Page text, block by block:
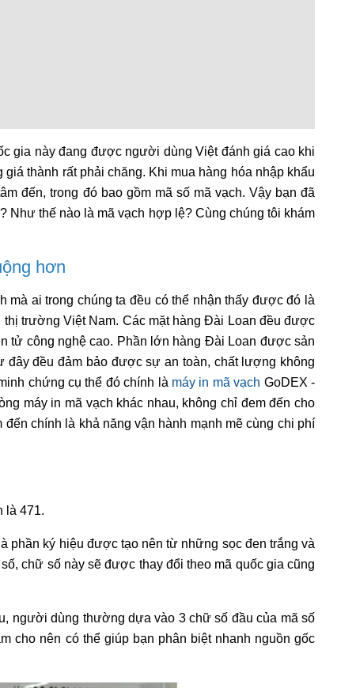
gia này đang được người dùng Việt đánh giá cao khi
thành rất phải chăng. Khi mua hàng hóa nhập khẩu
đến, trong đó bao gồm mã số mã vạch. Vậy bạn đã
Như thế nào là mã vạch hợp lệ? Cùng chúng tôi khám
hơn
ai trong chúng ta đều có thể nhận thấy được đó là
trường Việt Nam. Các mặt hàng Đài Loan đều được
tử công nghệ cao. Phần lớn hàng Đài Loan được sản
đây đều đảm bảo được sự an toàn, chất lượng không
chứng cụ thể đó chính là máy in mã vạch GoDEX -
máy in mã vạch khác nhau, không chỉ đem đến cho
chính là khả năng vận hành mạnh mẽ cùng chi phí
là 471.
phần ký hiệu được tạo nên từ những sọc đen trắng và
chữ số này sẽ được thay đổi theo mã quốc gia cũng
người dùng thường dựa vào 3 chữ số đầu của mã số
cho nên có thể giúp bạn phân biệt nhanh nguồn gốc